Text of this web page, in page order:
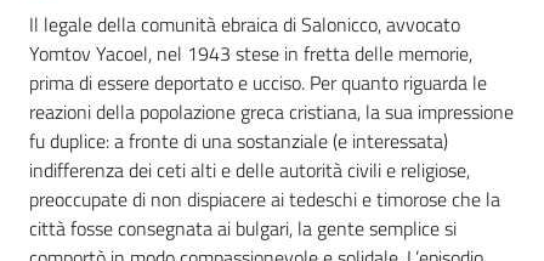
Percorsi
sulla
memoria
Seguici
su
Il legale della comunità ebraica di Salonicco, avvocato
Yomtov Yacoel, nel 1943 stese in fretta delle memorie,
prima di essere deportato e ucciso. Per quanto riguarda le
reazioni della popolazione greca cristiana, la sua impressione
fu duplice: a fronte di una sostanziale (e interessata)
indifferenza dei ceti alti e delle autorità civili e religiose,
preoccupate di non dispiacere ai tedeschi e timorose che la
città fosse consegnata ai bulgari, la gente semplice si